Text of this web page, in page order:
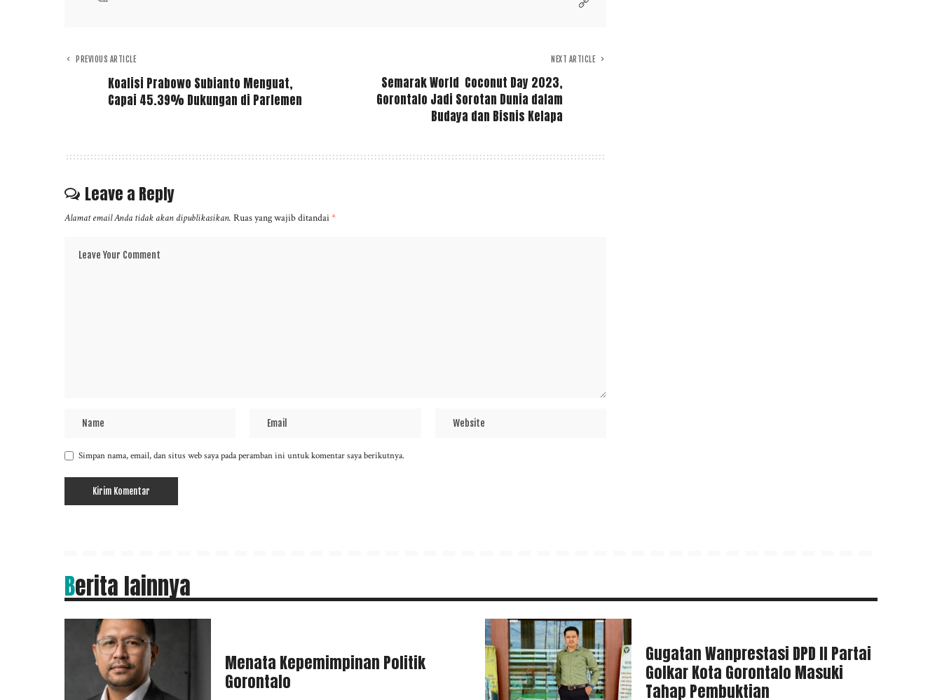
PREVIOUS ARTICLE
Koalisi Prabowo Subianto Menguat,
Capai 45.39% Dukungan di Parlemen
NEXT ARTICLE
Semarak World Coconut Day 2023,
Gorontalo Jadi Sorotan Dunia dalam
Budaya dan Bisnis Kelapa
Leave a Reply
Alamat email Anda tidak akan dipublikasikan. Ruas yang wajib ditandai*
Simpan nama, email, dan situs web saya pada peramban ini untuk komentar saya berikutnya.
Berita lainnya
Menata Kepemimpinan Politik
Gorontalo
Gugatan Wanprestasi DPD II Partai
Golkar Kota Gorontalo Masuki
Tahap Pembuktian